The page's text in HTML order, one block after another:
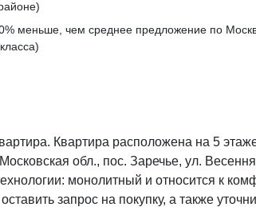
меньше, чем среднее предложение по
Квартира расположена на 5
обл., пос. Заречье, ул.
монолитный и относится к
запрос на покупку, а также